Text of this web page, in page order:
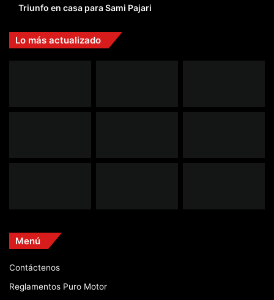
Triunfo en casa para Sami Pajari
Lo más actualizado
Menú
Contáctenos
Reglamentos Puro Motor